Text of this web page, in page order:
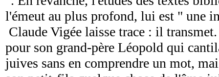
l'émeut au plus profond, lui est " une
Claude Vigée laisse trace : il
pour son grand-père Léopold qui
juives sans en comprendre un mot,